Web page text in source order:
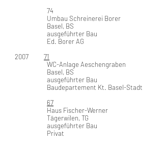
74
Umbau Schreinerei Borer
Basel, BS
ausgeführter Bau
Ed. Borer AG
2007 71
WC-Anlage Aeschengraben
Basel, BS
ausgeführter Bau
Baudepartement Kt. Basel-Stadt
67
Haus Fischer-Werner
Tägerwilen, TG
ausgeführter Bau
Privat